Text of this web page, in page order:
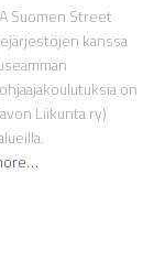
Suomen Street
kanssa
on
Liikunta ry)